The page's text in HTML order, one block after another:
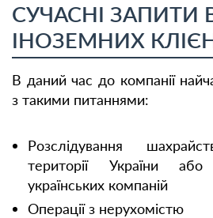
СУЧАСНІ ЗАПИТИ
ІНОЗЕМНИХ
В даний час до компанії
з такими питаннями:
Розслідування
території України
українських компаній
Операції з нерухомістю